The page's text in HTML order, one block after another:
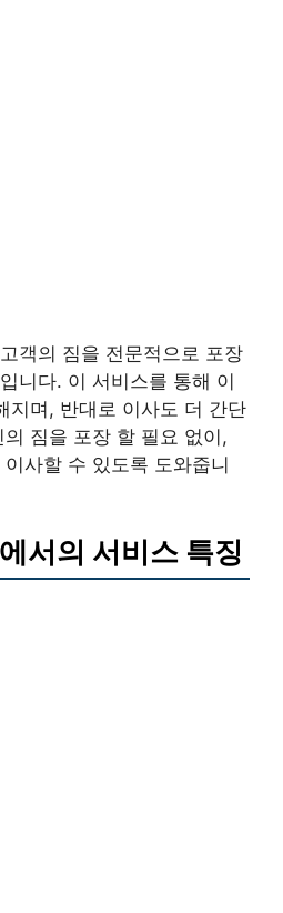
객의 짐을 전문적으로 포장
니다. 이 서비스를 통해 이
지며, 반대로 이사도 더 간단
짐을 포장 할 필요 없이,
사할 수 있도록 도와줍니
서의 서비스 특징